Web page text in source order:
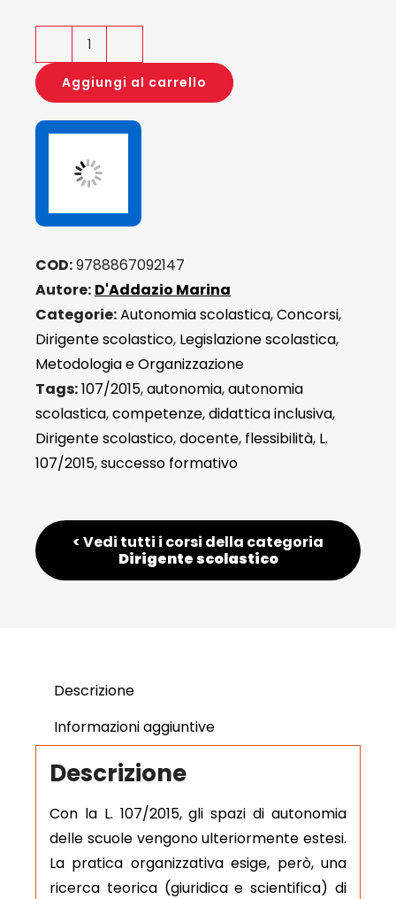
L'organizzazione
e
la
gestione
delle
istituzioni
oggi
Aggiungi al carrello
COD:9788867092147
Autore: D'Addazio Marina
Categorie:Autonomia scolastica,Concorsi,
Dirigente scolastico, Legislazione scolastica,
Metodologia e Organizzazione
Tags:107/2015,autonomia,autonomia
scolastica,competenze,didattica inclusiva,
Dirigente scolastico,docente, flessibilità, L.
107/2015,successo formativo
< Vedi tutti i corsi della categoria
Dirigente scolastico
Descrizione
Informazioni aggiuntive
Descrizione
Con la L. 107/2015, gli spazi di autonomia
delle scuole vengono ulteriormente estesi.
La pratica organizzativa esige, però, una
ricerca teorica (giuridica e scientifica) di